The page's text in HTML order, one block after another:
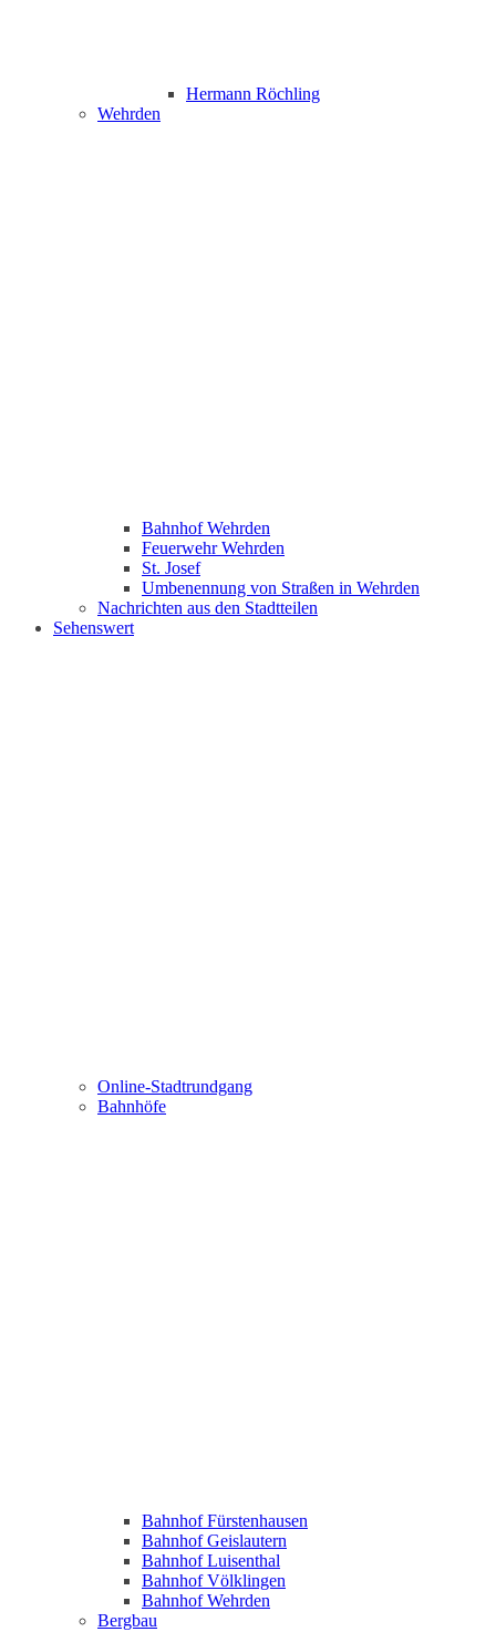
Hermann Röchling
Wehrden
Bahnhof Wehrden
Feuerwehr Wehrden
St. Josef
Umbenennung von Straßen in Wehrden
Nachrichten aus den Stadtteilen
Sehenswert
Online-Stadtrundgang
Bahnhöfe
Bahnhof Fürstenhausen
Bahnhof Geislautern
Bahnhof Luisenthal
Bahnhof Völklingen
Bahnhof Wehrden
Bergbau